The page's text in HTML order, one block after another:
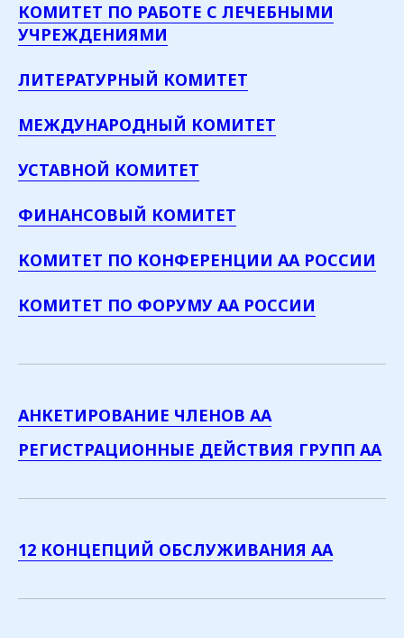
КОМИТЕТ ПО РАБОТЕ С ЛЕЧЕБНЫМИ
УЧРЕЖДЕНИЯМИ
ЛИТЕРАТУРНЫЙ КОМИТЕТ
МЕЖДУНАРОДНЫЙ КОМИТЕТ
УСТАВНОЙ КОМИТЕТ
ФИНАНСОВЫЙ КОМИТЕТ
КОМИТЕТ ПО КОНФЕРЕНЦИИ АА РОССИИ
КОМИТЕТ ПО ФОРУМУ АА РОССИИ
АНКЕТИРОВАНИЕ ЧЛЕНОВ АА
РЕГИСТРАЦИОННЫЕ ДЕЙСТВИЯ ГРУПП АА
12 КОНЦЕПЦИЙ ОБСЛУЖИВАНИЯ АА